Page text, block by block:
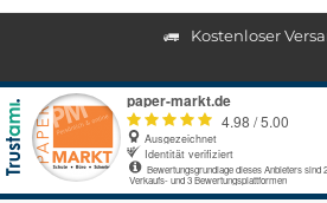
Kostenloser